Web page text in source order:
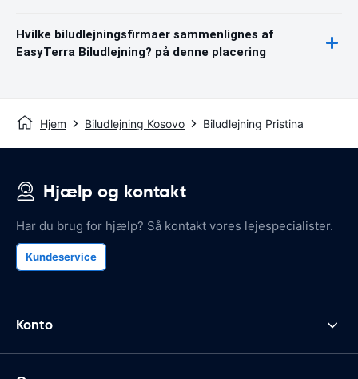
Hvilke biludlejningsfirmaer sammenlignes af
EasyTerra Biludlejning? på denne placering
Hjem Biludlejning Kosovo Biludlejning Pristina
Hjælp og kontakt
Har du brug for hjælp? Så kontakt vores lejespecialister.
Kundeservice
Konto